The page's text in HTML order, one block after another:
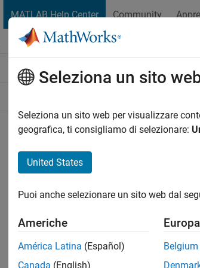
MATLAB Help Center Community
Ordina per
Seleziona un sito
Seleziona un sito web per visualizzare
geografica, ti consigliamo di selezionare:
United States
Puoi anche selezionare un sito web dal
Americhe
América Latina (Español)
Canada (English)
Europa
Belgium